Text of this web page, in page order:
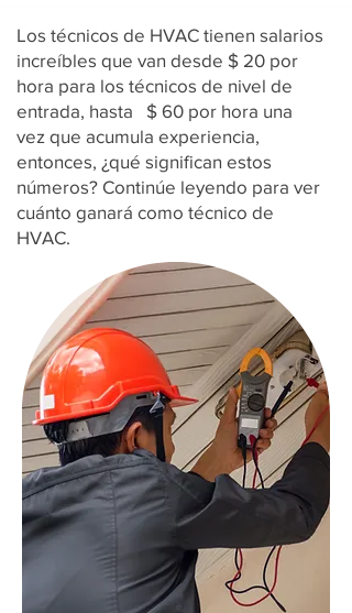
Los técnicos de HVAC tienen salarios
increíbles que van desde $ 20 por
hora para los técnicos de nivel de
entrada, hasta $ 60 por hora una
vez que acumula experiencia,
entonces, ¿qué significan estos
números? Continúe leyendo para ver
cuánto ganará como técnico de
HVAC.